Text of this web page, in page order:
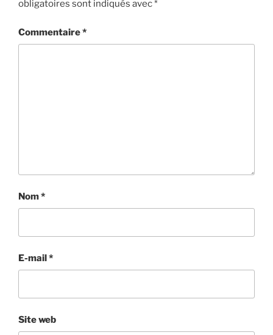
obligatoires sont indiqués avec*
Commentaire*
Nom*
E-mail*
Site web